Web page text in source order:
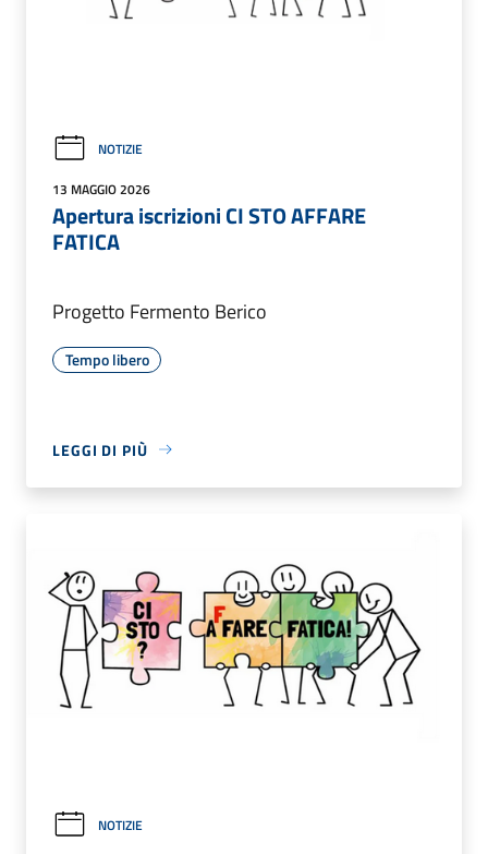
NOTIZIE
13 MAGGIO 2026
Apertura iscrizioni CI STO AFFARE
FATICA
Progetto Fermento Berico
Tempo libero
LEGGI DI PIÙ
NOTIZIE